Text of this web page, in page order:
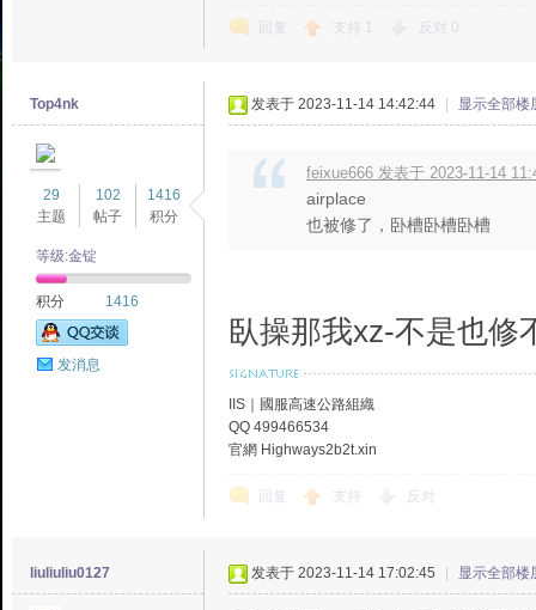
回复 支持 1 反对 0
Top4nk
29
主题
102
帖子
1416
积分
等级:金锭
积分 1416
发消息
发表于 2023-11-14 14:42:44 显示全部楼
feixue666 发表于 2023-11-14
airplace
也被修了，卧槽卧槽卧槽
臥操那我xz-不是也修
IIS｜國服高速公路組織
QQ 499466534
官網 Highways2b2t.xin
回复 支持 反对
liuliuliu0127 发表于 2023-11-14 17:02:45 显示全部楼